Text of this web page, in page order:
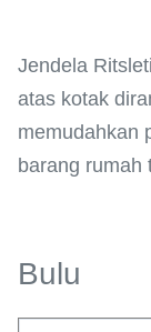
Jendela
atas kotak
memudahkan
barang rumah
Bulu